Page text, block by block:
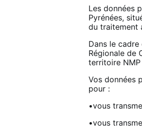
Les données
Pyrénées,
du traitement
Dans le
Régionale de
territoire
Vos données
pour :
•vous
•vous